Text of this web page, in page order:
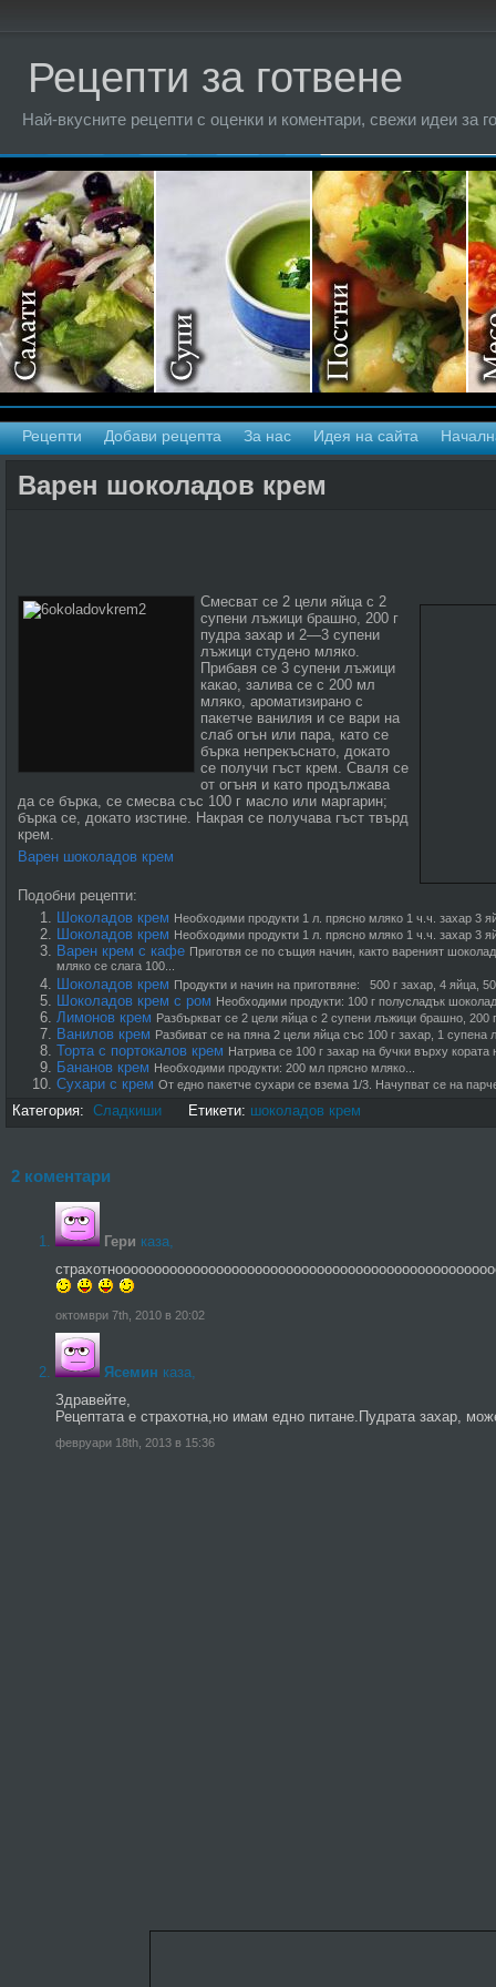
Рецепти за готвене
Най-вкусните рецепти с оценки и коментари, свежи идеи за
Рецепти Добави рецепта За нас Идея на сайта
Варен шоколадов крем
Смесват се 2 цели яйца с 2
супени лъжици брашно, 200 г
пудра захар и 2—3 супени
лъжици студено мляко.
Прибавя се 3 супени лъжици
какао, залива се с 200 мл
мляко, ароматизирано с
пакетче ванилия и се вари на
слаб огън или пара, като се
бърка непрекъснато, докато
се получи гъст крем. Сваля се
от огъня и като продължава
да се бърка, се смесва със 100 г масло или маргарин;
бърка се, докато изстине. Накрая се получава гъст твърд
крем.
Варен шоколадов крем
Подобни рецепти:
Шоколадов крем Необходими продукти 1 л. прясно мляко 1 ч.ч. захар 3
Шоколадов крем Необходими продукти 1 л. прясно мляко 1 ч.ч. захар 3
Варен крем с кафе Приготвя се по същия начин, както вареният
мляко се слага 100...
Шоколадов крем Продукти и начин на приготвяне: 500 г захар, 4 яйца,
Шоколадов крем с ром Необходими продукти: 100 г полусладък
Лимонов крем Разбъркват се 2 цели яйца с 2 супени лъжици брашно, 200
Ванилов крем Разбиват се на пяна 2 цели яйца със 100 г захар, 1
Торта с портокалов крем Натрива се 100 г захар на бучки върху
Бананов крем Необходими продукти: 200 мл прясно мляко...
Сухари с крем От едно пакетче сухари се взема 1/3. Начупват се на
Категория: Сладкиши Етикети: шоколадов крем
2 коментари
Гери каза,
октомври 7th, 2010 в 20:02
Ясемин каза,
Здравейте,
Рецептата е страхотна,но имам едно питане.Пудрата захар,
февруари 18th, 2013 в 15:36